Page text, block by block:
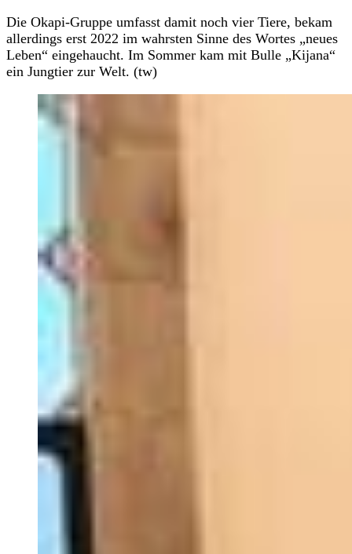
Die Okapi-Gruppe umfasst damit noch vier Tiere, bekam
allerdings erst 2022 im wahrsten Sinne des Wortes „neues
Leben“ eingehaucht. Im Sommer kam mit Bulle „Kijana“
ein Jungtier zur Welt. (tw)